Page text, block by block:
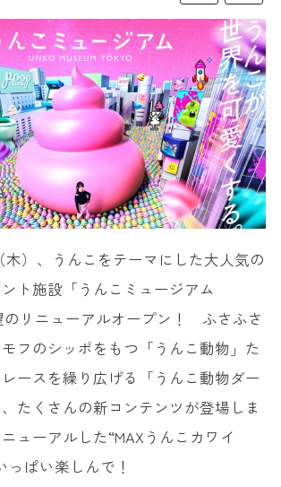
木）、うんこをテーマにした大人気の
ト施設「うんこミュージアム
のリニューアルオープン！ ふさふさ
フのシッポをもつ「うんこ動物」た
ースを繰り広げる「うんこ動物ダー
たくさんの新コンテンツが登場しま
ューアルした“MAXうんこカワイ
っぱい楽しんで！